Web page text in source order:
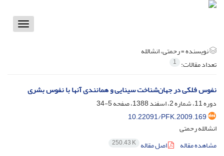
Toggle
نویسنده =رحمتی، انشالله
تعداد مقالات: 1
نفوس فلکی در جهان‌شناخت سینایی و همانندی آنها با نفوس بشری
دوره 11، شماره 2، اسفند 1388، صفحه
5-34
10.22091/PFK.2009.169
انشالله رحمتی
مشاهده مقاله
اصل مقاله 250.43 K